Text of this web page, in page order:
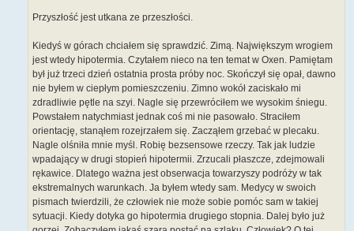
Przyszłość jest utkana ze przeszłości.
Kiedyś w górach chciałem się sprawdzić. Zimą. Największym wrogiem
jest wtedy hipotermia. Czytałem nieco na ten temat w Oxen. Pamiętam
był już trzeci dzień ostatnia prosta próby noc. Skończył się opał, dawno
nie byłem w ciepłym pomieszczeniu. Zimno wokół zaciskało mi
zdradliwie pętle na szyi. Nagle się przewróciłem we wysokim śniegu.
Powstałem natychmiast jednak coś mi nie pasowało. Straciłem
orientację, stanąłem rozejrzałem się. Zacząłem grzebać w plecaku.
Nagle olśniła mnie myśl. Robię bezsensowe rzeczy. Tak jak ludzie
wpadający w drugi stopień hipotermii. Zrzucali płaszcze, zdejmowali
rękawice. Dlatego ważna jest obserwacja towarzyszy podróży w tak
ekstremalnych warunkach. Ja byłem wtedy sam. Medycy w swoich
pismach twierdzili, że człowiek nie może sobie pomóc sam w takiej
sytuacji. Kiedy dotyka go hipotermia drugiego stopnia. Dalej było już